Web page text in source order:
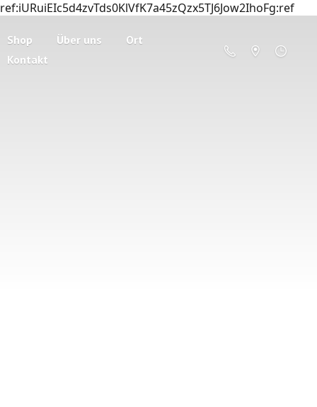
ref:iURuiEIc5d4zvTds0KlVfK7a45zQzx5TJ6Jow2IhoFg:ref
Shop Über uns
Ort
Kontakt